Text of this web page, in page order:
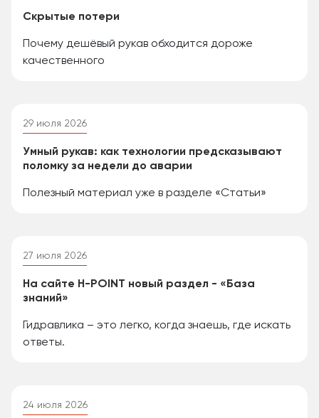
Скрытые потери
Почему дешёвый рукав обходится дороже
качественного
29 июля 2026
Умный рукав: как технологии предсказывают
поломку за недели до аварии
Полезный материал уже в разделе «Статьи»
27 июля 2026
На сайте H-POINT новый раздел - «База
знаний»
Гидравлика – это легко, когда знаешь, где искать
ответы.
24 июля 2026